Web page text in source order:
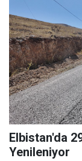
Elbistan'da
Yenileniyor